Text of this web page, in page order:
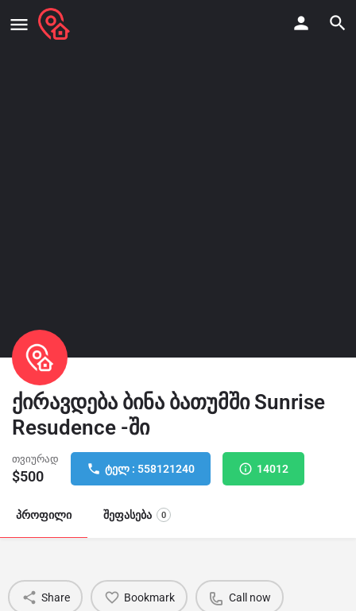
ქირავდება ბინა ბათუმში Sunrise
Resudence -ში
თვიურად
$500 ტელ : 558121240 14012
პროფილი შეფასება 0
Share Bookmark Call now